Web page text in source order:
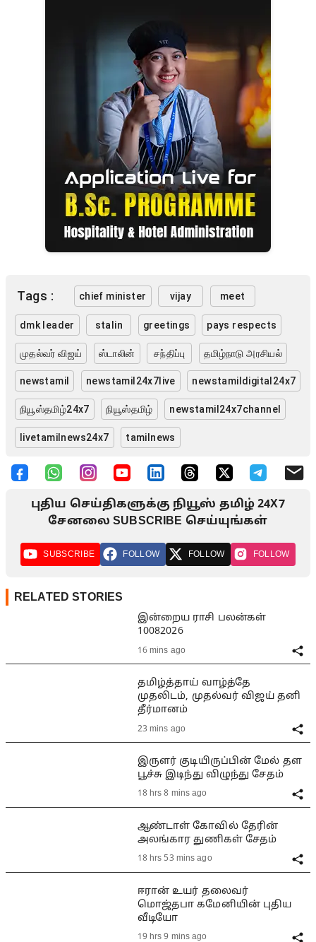
Tags : chief minister vijay meet
dmk leader stalin greetings pays respects
முதல்வர் விஜய் ஸ்டாலின் சந்திப்பு தமிழ்நாடு அரசியல்
newstamil newstamil24x7live newstamildigital24x7
நியூஸ்தமிழ்24x7 நியூஸ்தமிழ் newstamil24x7channel
livetamilnews24x7 tamilnews
புதிய செய்திகளுக்கு நியூஸ் தமிழ் 24X7
சேனலை SUBSCRIBE செய்யுங்கள்
SUBSCRIBE FOLLOW FOLLOW FOLLOW
RELATED STORIES
இன்றைய ராசி பலன்கள்
10082026
16 mins ago
தமிழ்த்தாய் வாழ்த்தே
முதலிடம், முதல்வர் விஜய் தனி
தீர்மானம்
23 mins ago
இருளர் குடியிருப்பின் மேல் தள
பூச்சு இடிந்து விழுந்து சேதம்
18 hrs 8 mins ago
ஆண்டாள் கோவில் தேரின்
அலங்கார துணிகள் சேதம்
18 hrs 53 mins ago
ஈரான் உயர் தலைவர்
மொஜ்தபா கமேனியின் புதிய
வீடியோ
19 hrs 9 mins ago